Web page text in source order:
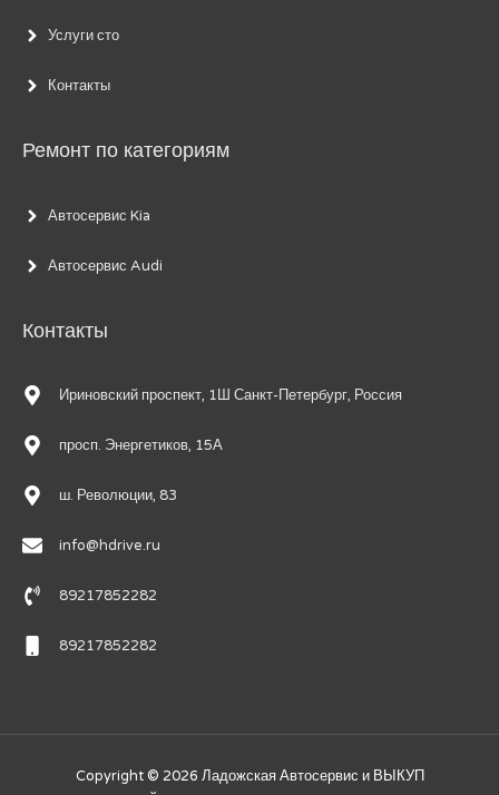
Услуги сто
Контакты
Ремонт по категориям
Автосервис Kia
Автосервис Audi
Контакты
Ириновский проспект, 1Ш Санкт-Петербург, Россия
просп. Энергетиков, 15А
ш. Революции, 83
info@hdrive.ru
89217852282
89217852282
Copyright © 2026 Ладожская Автосервис и ВЫКУП